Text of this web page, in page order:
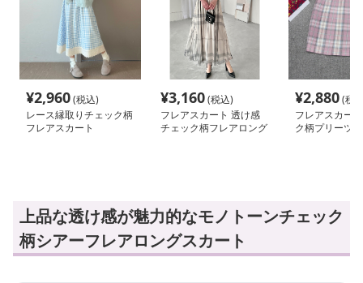
¥2,960(税込)
レース縁取りチェック柄
フレアスカート
¥3,160(税込)
フレアスカート 透け感
チェック柄フレアロング
¥2,880(税
フレアスカー
ク柄プリーツ
上品な透け感が魅力的なモノトーンチェック
柄シアーフレアロングスカート